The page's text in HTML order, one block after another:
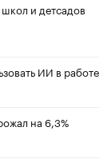
и детсадов
ИИ в работе
на 6,3%